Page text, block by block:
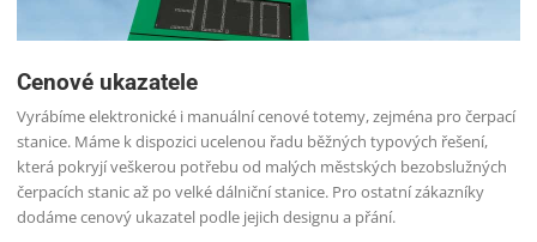
Cenové ukazatele
Vyrábíme elektronické i manuální cenové totemy, zejména pro čerpací
stanice. Máme k dispozici ucelenou řadu běžných typových řešení,
která pokryjí veškerou potřebu od malých městských bezobslužných
čerpacích stanic až po velké dálniční stanice. Pro ostatní zákazníky
dodáme cenový ukazatel podle jejich designu a přání.